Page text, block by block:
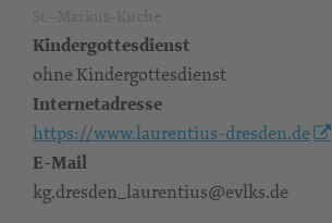
Kindergottesdienst
ohne Kindergottesdienst
Internetadresse
https://www.laurentius-dresden.de
E-Mail
kg.dresden_laurentius@evlks.de